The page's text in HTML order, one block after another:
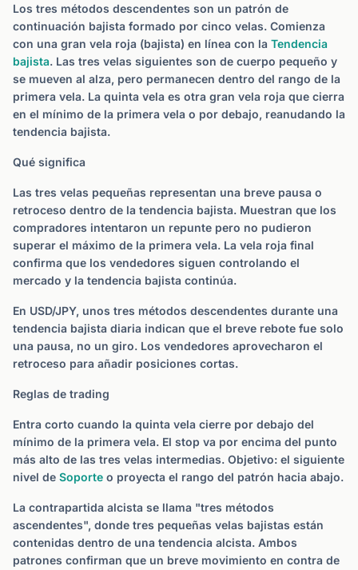
Los tres métodos descendentes son un patrón de
continuación bajista formado por cinco velas. Comienza
con una gran vela roja (bajista) en línea con la Tendencia
bajista. Las tres velas siguientes son de cuerpo pequeño y
se mueven al alza, pero permanecen dentro del rango de la
primera vela. La quinta vela es otra gran vela roja que cierra
en el mínimo de la primera vela o por debajo, reanudando la
tendencia bajista.
Qué significa
Las tres velas pequeñas representan una breve pausa o
retroceso dentro de la tendencia bajista. Muestran que los
compradores intentaron un repunte pero no pudieron
superar el máximo de la primera vela. La vela roja final
confirma que los vendedores siguen controlando el
mercado y la tendencia bajista continúa.
En USD/JPY, unos tres métodos descendentes durante una
tendencia bajista diaria indican que el breve rebote fue solo
una pausa, no un giro. Los vendedores aprovecharon el
retroceso para añadir posiciones cortas.
Reglas de trading
Entra corto cuando la quinta vela cierre por debajo del
mínimo de la primera vela. El stop va por encima del punto
más alto de las tres velas intermedias. Objetivo: el siguiente
nivel de Soporte o proyecta el rango del patrón hacia abajo.
La contrapartida alcista se llama "tres métodos
ascendentes", donde tres pequeñas velas bajistas están
contenidas dentro de una tendencia alcista. Ambos
patrones confirman que un breve movimiento en contra de